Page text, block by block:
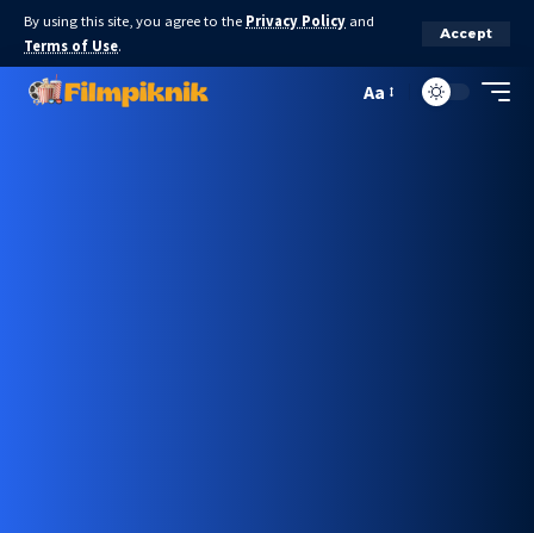
By using this site, you agree to the Privacy Policy and
Terms of Use.
Accept
Aa